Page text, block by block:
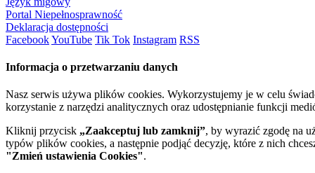
Portal Niepełnosprawność
Deklaracja dostępności
FacebookYouTube Tik Tok Instagram RSS
Informacja o przetwarzaniu danych
Nasz serwis używa plików cookies. Wykorzystujemy je w celu
korzystanie z narzędzi analitycznych oraz udostępnianie funkcji
Kliknij przycisk „Zaakceptuj lub zamknij”, by wyrazić zgodę na
typów plików cookies, a następnie podjąć decyzję, które z nich
"Zmień ustawienia Cookies".